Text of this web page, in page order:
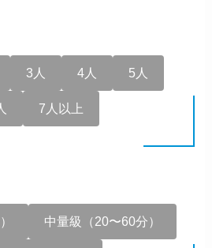
3人 4人 5人
7人以上
中量級（20〜60分）